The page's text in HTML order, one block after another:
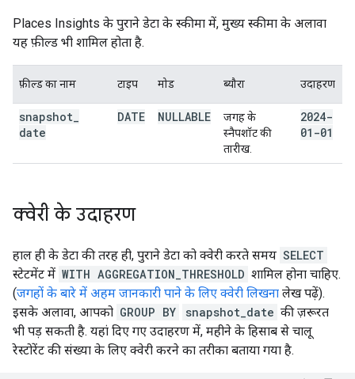
Places Insights के पुराने डेटा के स्कीमा में, मुख्य स्कीमा के अलावा
यह फ़ील्ड भी शामिल होता है.
फ़ील्ड का नाम टाइप मोड ब्यौरा उदाहरण
snapshot
date
DATE NULLABLE
जगह के
स्नैपशॉट की
तारीख.
2024-
01-01
क्वेरी के उदाहरण
हाल ही के डेटा की तरह ही, पुराने डेटा को क्वेरी करते समय SELECT
स्टेटमेंट में WITH AGGREGATION_THRESHOLD शामिल होना चाहिए.
(जगहों के बारे में अहम जानकारी पाने के लिए क्वेरी लिखना लेख पढ़ें).
इसके अलावा, आपको GROUP BY snapshot_date की ज़रूरत
भी पड़ सकती है. यहां दिए गए उदाहरण में, महीने के हिसाब से चालू
रेस्टोरेंट की संख्या के लिए क्वेरी करने का तरीका बताया गया है.